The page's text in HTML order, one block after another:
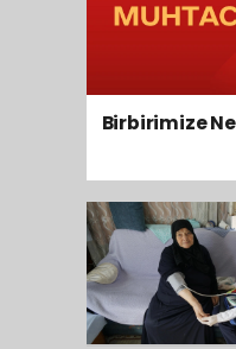
Birbirimize